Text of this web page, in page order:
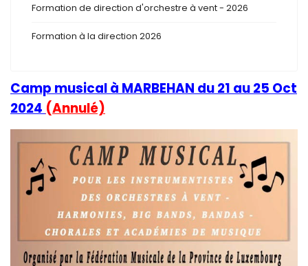
Formation de direction d'orchestre à vent - 2026
Formation à la direction 2026
Camp musical à MARBEHAN du 21 au 25 Oct
2024 (Annulé)